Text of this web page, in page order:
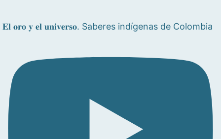
𝐄𝐥 𝐨𝐫𝐨 𝐲 𝐞𝐥 𝐮𝐧𝐢𝐯𝐞𝐫𝐬𝐨. Saberes indígenas de Colombia